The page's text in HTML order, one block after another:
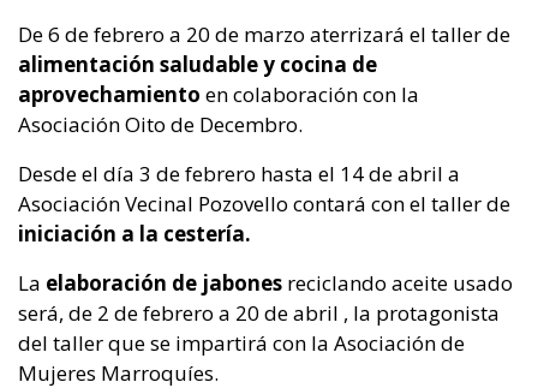
De 6 de febrero a 20 de marzo aterrizará el taller de
alimentación saludable y cocina de
aprovechamiento en colaboración con la
Asociación Oito de Decembro.
Desde el día 3 de febrero hasta el 14 de abril a
Asociación Vecinal Pozovello contará con el taller de
iniciación a la cestería.
La elaboración de jabones reciclando aceite usado
será, de 2 de febrero a 20 de abril , la protagonista
del taller que se impartirá con la Asociación de
Mujeres Marroquíes.